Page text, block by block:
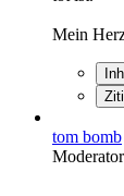
Mein
tom bomb
Moderator